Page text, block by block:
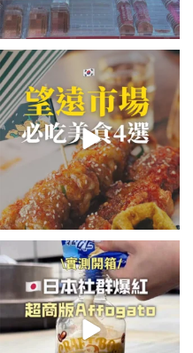
\🇰🇷韓國望遠市場4家必吃美食
😋/
💭留言「望遠市場」傳地址給你
355 61
\🇯🇵日本爆紅!超商版Affogato
🍨☕️/
🏷️#吉推日本🇯🇵...
118 26